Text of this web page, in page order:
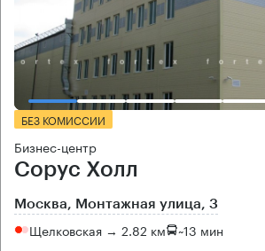
БЕЗ КОМИССИИ
Бизнес-центр
Сорус Холл
Москва, Монтажная улица, 3
Щелковская → 2.82 км ~13 мин